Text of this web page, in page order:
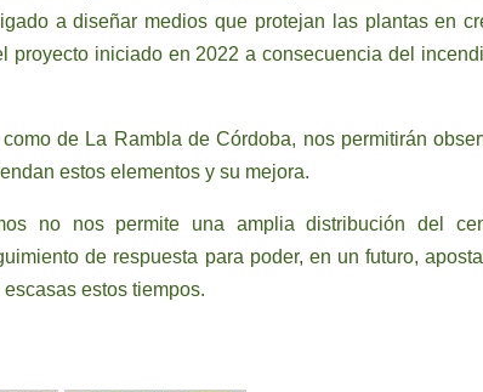
a diseñar medios que protejan las plantas en
proyecto iniciado en 2022 a consecuencia del
de La Rambla de Córdoba, nos permitirán
estos elementos y su mejora.
no nos permite una amplia distribución del
de respuesta para poder, en un futuro,
estos tiempos.